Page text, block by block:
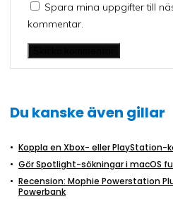
Spara mina uppgifter till
kommentar.
Du kanske även gillar
Koppla en Xbox- eller PlayStation-
Gör Spotlight-sökningar i macOS
Recension: Mophie Powerstation
Powerbank